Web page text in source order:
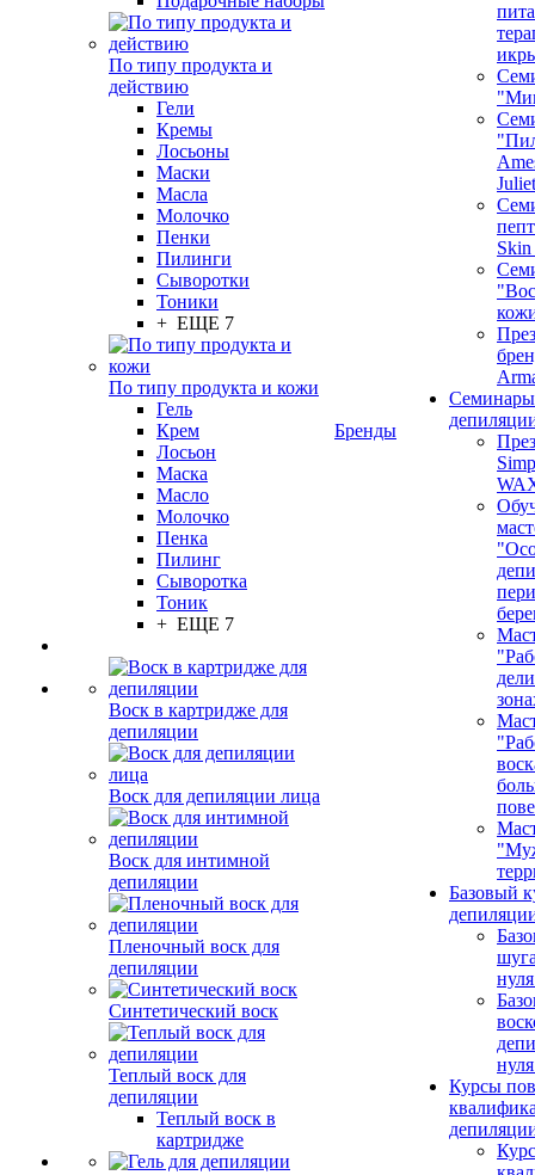
По типу продукта и
действию
Гели
Кремы
Лосьоны
Маски
Масла
Молочко
Пенки
Пилинги
Сыворотки
Тоники
+ ЕЩЕ 7
По типу продукта и кожи
Гель
Крем
Лосьон
Маска
Масло
Молочко
Пенка
Пилинг
Сыворотка
Тоник
+ ЕЩЕ 7
Воск в картридже для
депиляции
Воск для депиляции лица
Воск для интимной
депиляции
Пленочный воск для
депиляции
Синтетический воск
Теплый воск для
депиляции
Теплый воск в
картридже
Бренды
Базовый
Курсы